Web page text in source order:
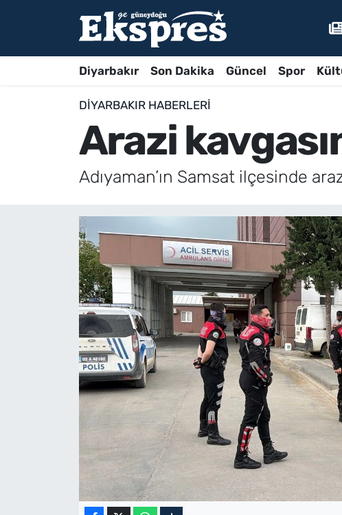
Diyarbakır Son Dakika Güncel Spor
DIYARBAKIR HABERLERI
Arazi
Adıyaman’ın Samsat ilçesinde